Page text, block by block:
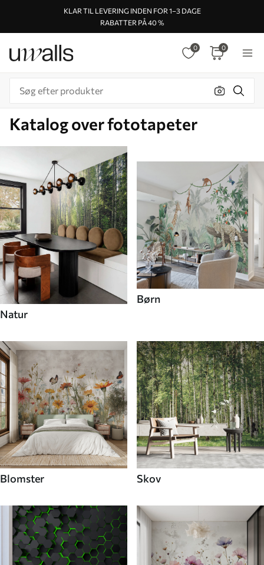
KLAR TIL LEVERING INDEN FOR 1–3 DAGE
RABATTER PÅ 40 %
0 0
Katalog over fototapeter
Natur
Børn
Blomster Skov